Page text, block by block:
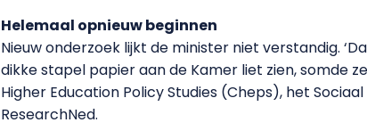
Helemaal opnieuw beginnen
Nieuw onderzoek lijkt de minister niet verstandig.
dikke stapel papier aan de Kamer liet zien, somde
Higher Education Policy Studies (Cheps), het
ResearchNed.